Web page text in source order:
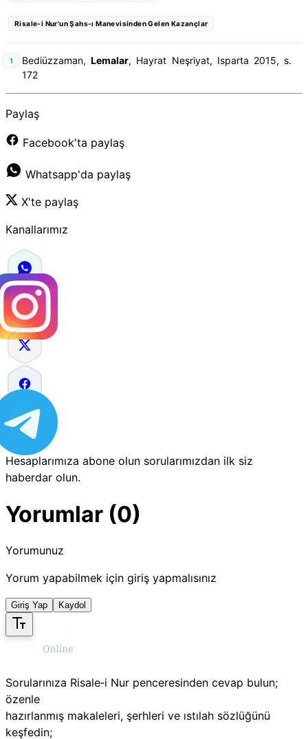
Risale-i Nur'un Şahs-ı Manevisinden Gelen Kazançlar
Bediüzzaman,Lemalar, Hayrat Neşriyat, Isparta 2015, s.
172
Paylaş
Facebook'ta paylaş
Whatsapp'da paylaş
X'te paylaş
Kanallarımız
Hesaplarımıza abone olun sorularımızdan ilk siz
haberdar olun.
Yorumlar (0)
Yorumunuz
Yorum yapabilmek için giriş yapmalısınız
Giriş Yap Kaydol
Sorularınıza Risale‑i Nur penceresinden cevap bulun;
özenle
hazırlanmış makaleleri, şerhleri ve ıstılah sözlüğünü
keşfedin;